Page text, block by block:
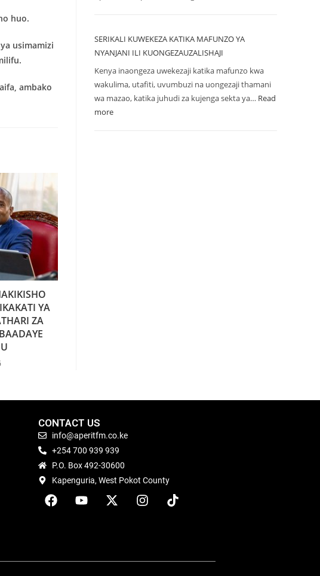
huo.
usimamizi
ambako
YA
ZA
SERIKALI KUWEKEZA KATIKA MAFUNZO YA
NYANJANI ILI KUONGEZAUZALISHAJI
Kenya inaongeza uwekezaji katika mafunzo kwa
wakulima, utafiti, uvumbuzi na uongezaji thamani
wa mazao, katika juhudi za kujenga sekta ya… Read
more
CONTACT US
info@aperitfm.co.ke
+254 700 939 939
P.O. Box 492-30600
Kapenguria, West Pokot County